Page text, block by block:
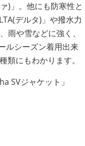
)」。他にも防寒性と
デルタ)」や撥水力
雨や雪などに強く、
ルシーズン着用出来
類にもわかります。
SVジャケット」